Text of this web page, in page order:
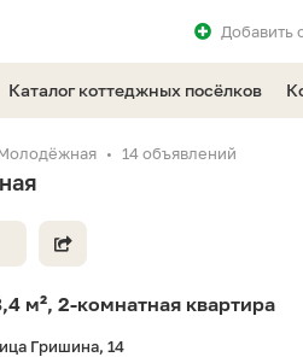
Добавить
Каталог коттеджных посёлков
14 объявлений
м², 2-комнатная квартира
Гришина, 14